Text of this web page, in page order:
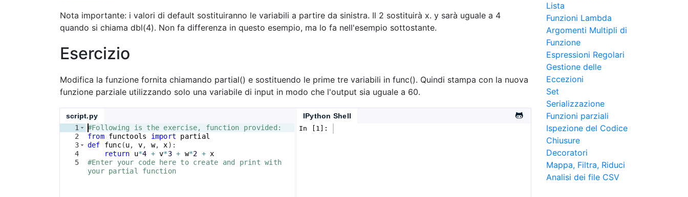
Nota importante: i valori di default sostituiranno le variabili a partire da sinistra. Il 2 sostituirà x. y sarà uguale a 4
quando si chiama dbl(4). Non fa differenza in questo esempio, ma lo fa nell'esempio sottostante.
Esercizio
Modifica la funzione fornita chiamando partial() e sostituendo le prime tre variabili in func(). Quindi stampa con la nuova
funzione parziale utilizzando solo una variabile di input in modo che l'output sia uguale a 60.
script.py
1
2
3
4
5
#Following is the exercise, function provided:
from functools import
partial
def
func(u, v, w, x) :
return
u*4 + v*3 + w*2 + x
#Enter your code here to create and print with
your partial function
IPython Shell
In [1]:
Lista
Funzioni Lambda
Argomenti Multipli di
Funzione
Espressioni Regolari
Gestione delle
Eccezioni
Set
Serializzazione
Funzioni parziali
Ispezione del Codice
Chiusure
Decoratori
Mappa, Filtra, Riduci
Analisi dei file CSV